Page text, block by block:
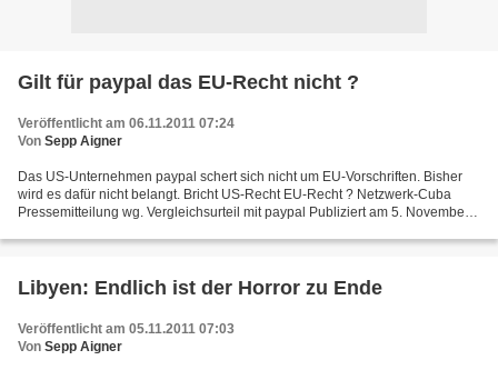
Gilt für paypal das EU-Recht nicht ?
Veröffentlicht am 06.11.2011 07:24
Von Sepp Aigner
Das US-Unternehmen paypal schert sich nicht um EU-Vorschriften. Bisher
wird es dafür nicht belangt. Bricht US-Recht EU-Recht ? Netzwerk-Cuba
Pressemitteilung wg. Vergleichsurteil mit paypal Publiziert am 5. November
Libyen: Endlich ist der Horror zu Ende
Veröffentlicht am 05.11.2011 07:03
Von Sepp Aigner